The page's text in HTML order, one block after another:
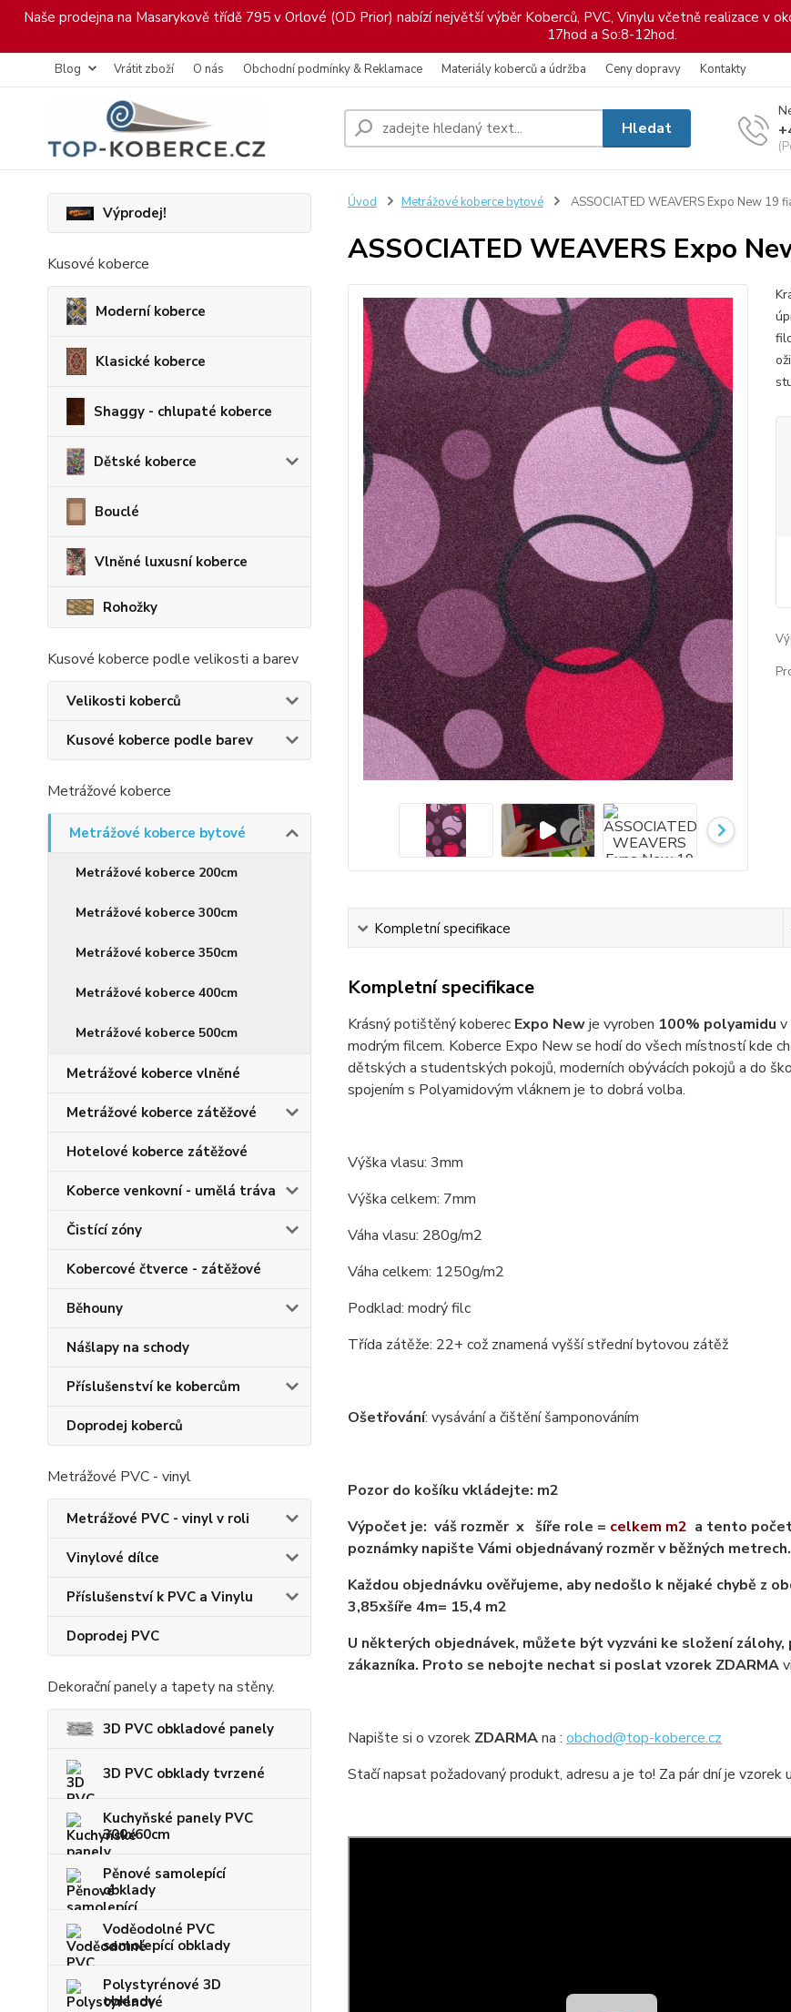
Naše prodejna na Masarykově třídě 795 v Orlové (OD Prior) nabízí největší výběr Koberců, PVC, Vinylu včetně realizace v
17hod a So:8-12hod.
Blog Vrátit zboží O nás Obchodní podmínky & Reklamace Materiály koberců a údržba Ceny dopravy Kontakty
Hledat
Výprodej!
Kusové koberce
Moderní koberce
Klasické koberce
Shaggy - chlupaté koberce
Dětské koberce
Bouclé
Vlněné luxusní koberce
Rohožky
Kusové koberce podle velikosti a barev
Velikosti koberců
Kusové koberce podle barev
Metrážové koberce
Metrážové koberce bytové
Metrážové koberce 200cm
Metrážové koberce 300cm
Metrážové koberce 350cm
Metrážové koberce 400cm
Metrážové koberce 500cm
Metrážové koberce vlněné
Metrážové koberce zátěžové
Hotelové koberce zátěžové
Koberce venkovní - umělá tráva
Čistící zóny
Kobercové čtverce - zátěžové
Běhouny
Nášlapy na schody
Příslušenství ke kobercům
Doprodej koberců
Metrážové PVC - vinyl
Metrážové PVC - vinyl v roli
Vinylové dílce
Příslušenství k PVC a Vinylu
Doprodej PVC
Dekorační panely a tapety na stěny.
3D PVC obkladové panely
3D PVC obklady tvrzené
Kuchyňské panely PVC
300x60cm
Pěnové samolepící
obklady
Voděodolné PVC
samolepící obklady
Polystyrénové 3D
obklady
Úvod Metrážové koberce bytové ASSOCIATED WEAVERS Expo New 19
ASSOCIATED WEAVERS Expo
Kompletní specifikace
Kompletní specifikace
Krásný potištěný koberec Expo Newje vyroben 100% polyamidu v
modrým filcem. Koberce Expo New se hodí do všech místností kde
dětských a studentských pokojů, moderních obývácích pokojů a do
spojením s Polyamidovým vláknem je to dobrá volba.
Výška vlasu: 3mm
Výška celkem: 7mm
Váha vlasu: 280g/m2
Váha celkem: 1250g/m2
Podklad: modrý filc
Třída zátěže: 22+ což znamená vyšší střední bytovou zátěž
Ošetřování: vysávání a čištění šamponováním
Pozor do košíku vkládejte: m2
Výpočet je: váš rozměr x šíře role = celkem m2 a tento
poznámky napište Vámi objednávaný rozměr v běžných metrech.
Každou objednávku ověřujeme, aby nedošlo k nějaké chybě z
3,85xšíře 4m= 15,4 m2
U některých objednávek, můžete být vyzváni ke složení
zákazníka. Proto se nebojte nechat si poslat vzorek ZDARMA
Napište si o vzorek ZDARMAna : obchod@top-koberce.cz
Stačí napsat požadovaný produkt, adresu a je to! Za pár dní je vzorek